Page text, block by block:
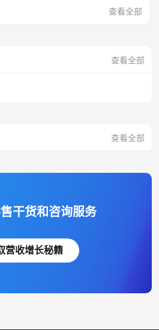
查看全部
查看全部
查看全部
干货和咨询服务
营收增长秘籍